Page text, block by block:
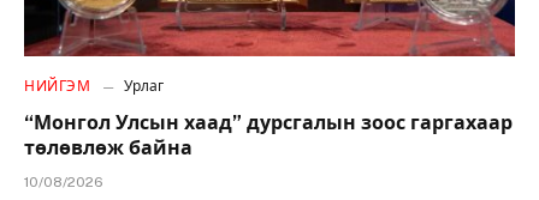
НИЙГЭМ Урлаг
“Монгол Улсын хаад” дурсгалын зоос гаргахаар
төлөвлөж байна
10/08/2026